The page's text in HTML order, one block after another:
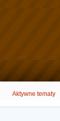
Aktywne tematy